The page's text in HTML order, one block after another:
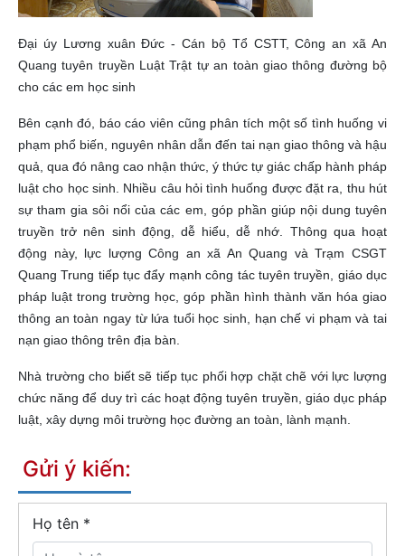
Đại úy Lương xuân Đức - Cán bộ Tổ CSTT, Công an xã An
Quang tuyên truyền Luật Trật tự an toàn giao thông đường bộ
cho các em học sinh
Bên cạnh đó, báo cáo viên cũng phân tích một số tình huống vi
phạm phổ biến, nguyên nhân dẫn đến tai nạn giao thông và hậu
quả, qua đó nâng cao nhận thức, ý thức tự giác chấp hành pháp
luật cho học sinh. Nhiều câu hỏi tình huống được đặt ra, thu hút
sự tham gia sôi nổi của các em, góp phần giúp nội dung tuyên
truyền trở nên sinh động, dễ hiểu, dễ nhớ. Thông qua hoạt
động này, lực lượng Công an xã An Quang và Trạm CSGT
Quang Trung tiếp tục đẩy mạnh công tác tuyên truyền, giáo dục
pháp luật trong trường học, góp phần hình thành văn hóa giao
thông an toàn ngay từ lứa tuổi học sinh, hạn chế vi phạm và tai
nạn giao thông trên địa bàn.
Nhà trường cho biết sẽ tiếp tục phối hợp chặt chẽ với lực lượng
chức năng để duy trì các hoạt động tuyên truyền, giáo dục pháp
luật, xây dựng môi trường học đường an toàn, lành mạnh.
Gửi ý kiến:
Họ tên *